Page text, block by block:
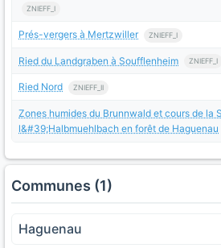
ZNIEFF_I
Prés-vergers à Mertzwiller ZNIEFF_I
Ried du Landgraben à Soufflenheim ZNIEFF_I
Ried Nord ZNIEFF_II
Zones humides du Brunnwald et cours de la
l&#39;Halbmuehlbach en forêt de Haguenau
Communes (1)
Haguenau